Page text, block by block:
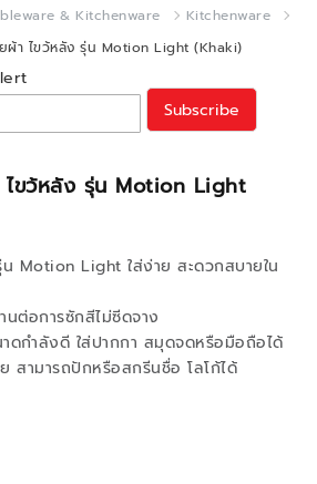
& Kitchenware
Kitchenware
ผ้า ไขว้หลัง รุ่น Motion Light (Khaki)
ไขว้หลัง รุ่น Motion Light
Motion Light ใส่ง่าย สะดวกสบายใน
ต่อการซักสีไม่ซีดจาง
ดกำลังดี ใส่ปากกา สมุดจดหรือมือถือได้
สามารถปักหรือสกรีนชื่อ โลโก้ได้
Subscribe